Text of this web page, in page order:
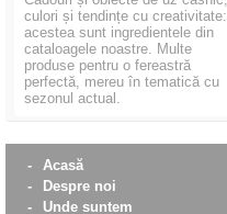
culori și tendințe cu creativitate:
acestea sunt ingredientele din
cataloagele noastre. Multe
produse pentru o fereastră
perfectă, mereu în tematică cu
sezonul actual.
-
Acasă
-
Despre noi
-
Unde suntem